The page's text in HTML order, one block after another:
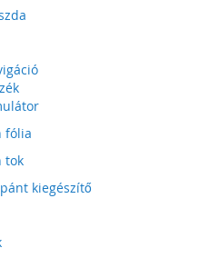
fólia
tok
kiegészítő